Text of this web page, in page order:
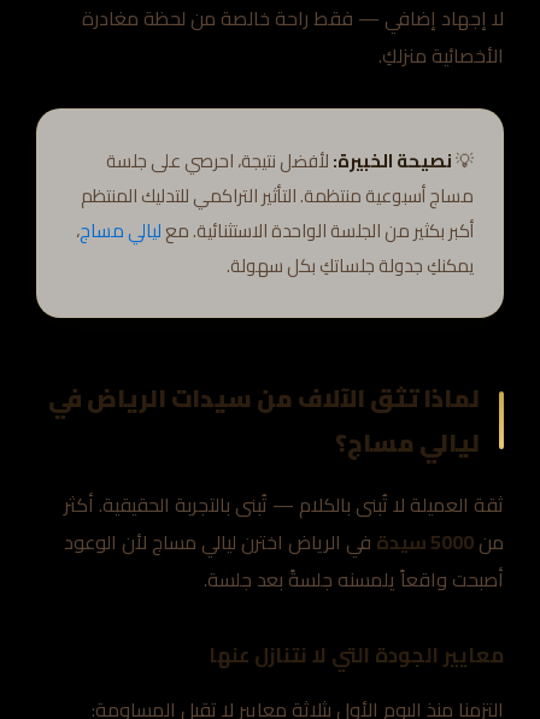
لا إجهاد إضافي — فقط راحة خالصة من لحظة مغادرة
الأخصائية منزلكِ.
💡نصيحة الخبيرة:لأفضل نتيجة، احرصي على جلسة
مساج أسبوعية منتظمة. التأثير التراكمي للتدليك المنتظم
أكبر بكثير من الجلسة الواحدة الاستثنائية. معليالي مساج،
يمكنكِ جدولة جلساتكِ بكل سهولة.
لماذا تثق الآلاف من سيدات الرياض في
ليالي مساج؟
ثقة العميلة لا تُبنى بالكلام — تُبنى بالتجربة الحقيقية. أكثر
من5000 سيدة
في الرياض اخترن ليالي مساج لأن الوعود
أصبحت واقعاً يلمسنه جلسةً بعد جلسة.
معايير الجودة التي لا نتنازل عنها
التزمنا منذ اليوم الأول بثلاثة معايير لا تقبل المساومة: